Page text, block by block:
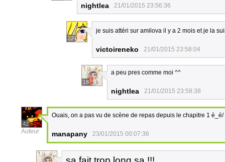
nightlea 21/01/2015 23:56:36
22
je suis attéri sur amilova il y a 2 mois et je la
victoireneko 21/01/2015 23:58:04
18
a peu pres comme moi ^^
nightlea 21/01/2015 23:58:38
42
Auteur
Ouais, on a pas vu de scène de repas depuis le chapitre 1 è_é/
manapany 23/01/2015 00:07:36